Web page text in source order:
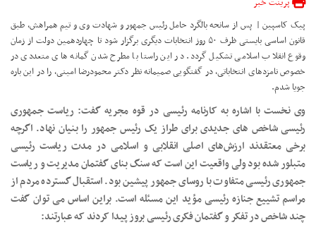
پیک کاسپین | پس از سانحه بالگرد حامل رئیس جمهور و شهادت وی و تیم همراهش، طبق
قانون اساسی بایستی ظرف ۵۰ روز انتخابات دیگری برگزار شود تا چهاردهمین دولت از زمان
وقوع انقلاب اسلامی تشکیل گردد. در این راستا با مطرح شدن گمانه های متعددی در
خصوص نامزدهای انتخاباتی، در گفتگویی صمیمانه نظر دکتر محمودرضا امینی، را در این باره
جویا شدم.
وی نخست با اشاره به کارنامه رئیسی در قوه مجریه گفت: ریاست جمهوری
رئیسی شاخص های جدیدی برای طراز یک رئیس جمهور را بنیان نهاد. اگرچه
برخی معتقدند ارزش‌های اصلی انقلابی و اسلامی در مدت ریاست رئیسی
متبلور شده بود ولی واقعیت این است که سنگ بنای گفتمان مدیریت و ریاست
جمهوری رئیسی متفاوت با روسای جمهور پیشین بود. استقبال گسترده مردم از
مراسم تشییع جنازه رئیسی مؤید این مسئله است. براین اساس می توان گفت
چند شاخص در تفکر و گفتمان فکری رئیسی بروز پیدا کردند که عبارتند: